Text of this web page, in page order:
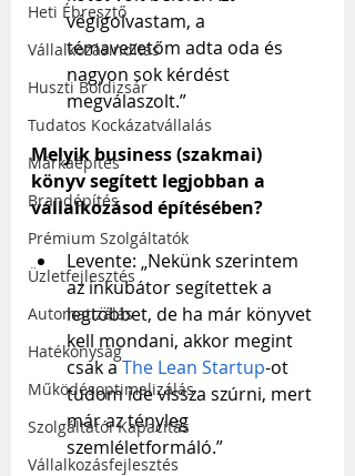
Heti Ébresztő
Vállalkozásindítás
Huszti Boldizsár
Tudatos Kockázatvállalás
Márkaépítés
Brandépítés
Prémium Szolgáltatók
Üzletfejlesztés
Automatizálás
Hatékonyság
Működésoptimalizálás
Szolgáltatói Kapacitás
Vállalkozásfejlesztés
végigolvastam, a
témavezetőm adta oda és
nagyon sok kérdést
megválaszolt.”
Melyik business (szakmai)
könyv segített legjobban a
vállalkozásod építésében?
Levente: „Nekünk szerintem
az inkubátor segítettek a
legtöbbet, de ha már könyvet
kell mondani, akkor megint
csak a The Lean Startup-ot
tudom ide vissza szúrni, mert
már az tényleg
szemléletformáló.”